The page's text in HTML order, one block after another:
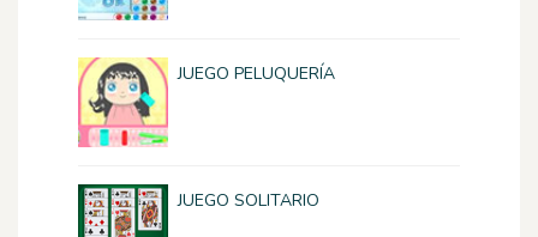
JUEGO PELUQUERÍA
JUEGO SOLITARIO